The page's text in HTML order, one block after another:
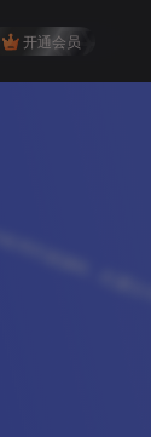
开通会员